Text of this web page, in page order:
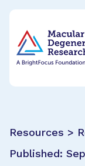
Resources >
Published: